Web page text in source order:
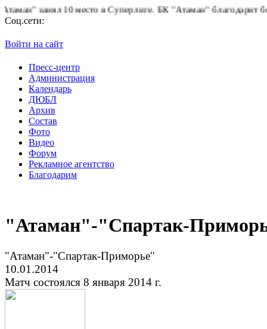
10 место в Суперлиге.БК "Атаман" благодарит болельщиков
Соц.сети:
Войти на сайт
Пресс-центр
Администрация
Календарь
ДЮБЛ
Архив
Состав
Фото
Видео
Форум
Рекламное агентство
Благодарим
"Атаман"-"Спартак-
"Атаман"-"Спартак-Приморье"
10.01.2014
Матч состоялся 8 января 2014 г.